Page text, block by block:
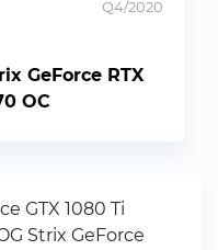
Q4/2020
GeForce RTX
OC
GTX 1080 Ti
Strix GeForce